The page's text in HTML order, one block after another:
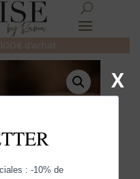
d’achat
X